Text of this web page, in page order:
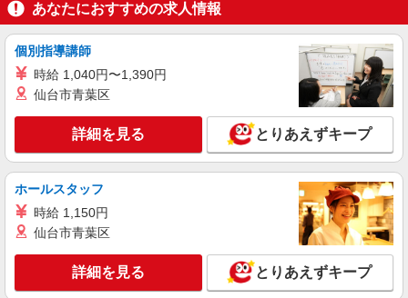
あなたにおすすめの求人情報
個別指導講師
時給 1,040円〜1,390円
仙台市青葉区
詳細を見る とりあえずキープ
ホールスタッフ
時給 1,150円
仙台市青葉区
詳細を見る とりあえずキープ